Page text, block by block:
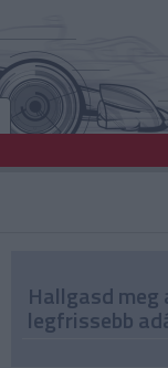
Hallgasd
legfrissebb